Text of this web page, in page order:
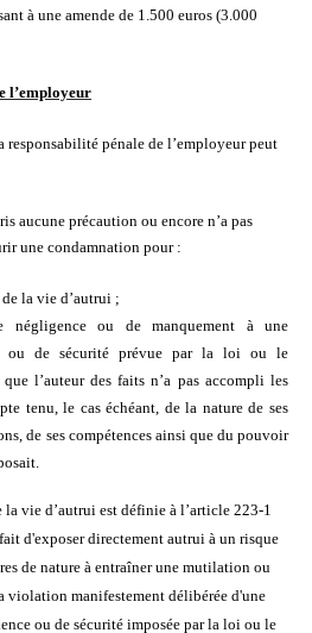
à une amende de 1.500 euros (3.000
l’employeur
responsabilité pénale de l’employeur peut
aucune précaution ou encore n’a pas
une condamnation pour :
la vie d’autrui ;
négligence ou de manquement à une
ou de sécurité prévue par la loi ou le
l’auteur des faits n’a pas accompli les
tenu, le cas échéant, de la nature de ses
de ses compétences ainsi que du pouvoir
la vie d’autrui est définie à l’article 223-1
d'exposer directement autrui à un risque
de nature à entraîner une mutilation ou
violation manifestement délibérée d'une
ou de sécurité imposée par la loi ou le